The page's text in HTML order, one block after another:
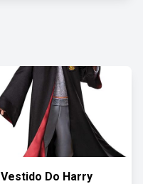
Vestido Do Harry